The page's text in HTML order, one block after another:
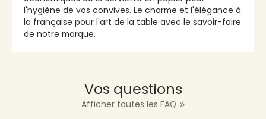
l'hygiène de vos convives. Le charme et l'élégance à
la française pour l'art de la table avec le savoir-faire
de notre marque.
Vos questions
Afficher toutes les FAQ